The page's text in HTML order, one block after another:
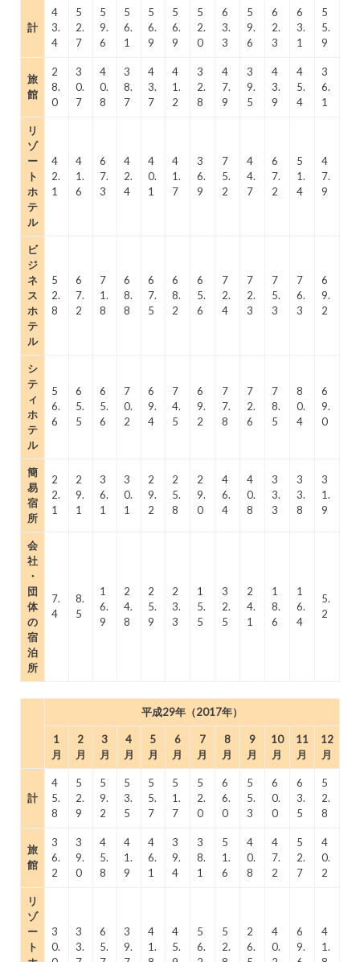
計
4
3.
4
5
2.
7
5
9.
6
5
6.
1
5
6.
9
5
6.
9
5
2.
0
6
3.
3
5
9.
6
6
2.
3
6
3.
1
5
5.
9
旅
館
2
8.
0
3
0.
7
4
0.
8
3
8.
7
4
3.
7
4
1.
2
3
2.
8
4
7.
9
3
9.
5
4
3.
9
4
5.
4
3
6.
1
リ
ゾ
ー
ト
ホ
テ
ル
4
2.
1
4
1.
6
6
7.
3
4
2.
4
4
0.
1
4
1.
7
3
6.
9
7
5.
2
4
4.
7
6
7.
2
5
1.
4
4
7.
9
ビ
ジ
ネ
ス
ホ
テ
ル
5
2.
8
6
7.
2
7
1.
8
6
8.
8
6
7.
5
6
8.
2
6
5.
6
7
2.
4
7
2.
3
7
5.
3
7
6.
3
6
9.
2
シ
テ
ィ
ホ
テ
ル
5
6.
6
6
5.
5
6
5.
6
7
0.
2
6
9.
4
7
4.
5
6
9.
2
7
7.
8
7
2.
6
7
8.
5
8
0.
4
6
9.
0
簡
易
宿
所
2
2.
1
2
9.
1
3
6.
1
3
0.
1
2
9.
2
2
5.
8
2
9.
0
4
6.
4
4
0.
8
3
3.
3
3
3.
8
3
1.
9
会
社
・
団
体
の
宿
泊
所
7.
4
8.
5
1
6.
9
2
4.
8
2
5.
9
2
3.
3
1
5.
5
3
2.
5
2
4.
1
1
8.
6
1
6.
4
5.
2
平成29年（2017年）
1
月
2
月
3
月
4
月
5
月
6
月
7
月
8
月
9
月
10
月
11
月
12
月
計
4
5.
8
5
2.
9
5
9.
2
5
3.
5
5
5.
7
5
1.
7
5
2.
0
6
6.
0
5
5.
3
6
0.
0
6
3.
5
5
2.
8
旅
館
3
6.
2
3
9.
0
4
5.
8
4
1.
9
4
6.
1
3
9.
4
3
8.
1
5
1.
6
4
0.
8
4
7.
2
5
2.
7
4
0.
2
リ
ゾ
ー
ト
3
0.
3
3.
6
5.
3
9.
4
1.
4
5.
5
6.
5
2.
2
6.
4
0.
6
9.
4
1.